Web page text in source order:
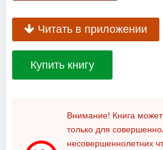
Читать в приложении
Купить книгу
Внимание! Книга может
только для
несовершеннолетних